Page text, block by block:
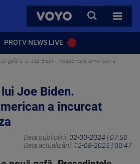
VOYO
CAUTA
TOATE
PROTV NEWS LIVE
gafă a lui Joe Biden. Președintele american a
Joe Biden.
a încurcat
Data publicării: 02-03-2024 | 07:50
Data actualizării: 12-08-2025 | 00:47